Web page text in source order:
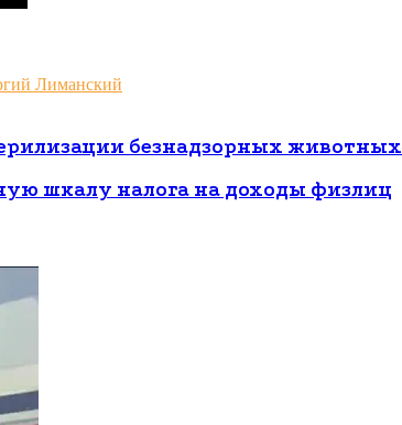
Лиманский
безнадзорных животных
шкалу налога на доходы физлиц